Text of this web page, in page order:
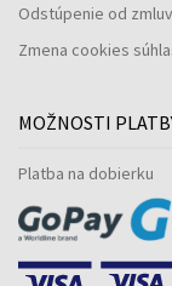
Odstúpenie od
Zmena cookies
MOŽNOSTI
Platba na dobierku